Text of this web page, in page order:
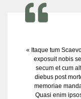
« Itaque tum
exposuit nobis
secum et cum
diebus post
memoriae
Quasi enim